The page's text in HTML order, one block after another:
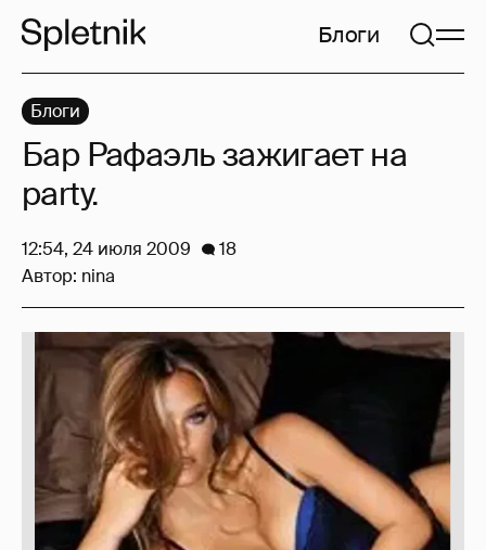
Блоги
Блоги
Бар Рафаэль зажигает на
party.
12:54, 24 июля 2009
18
Автор: nina